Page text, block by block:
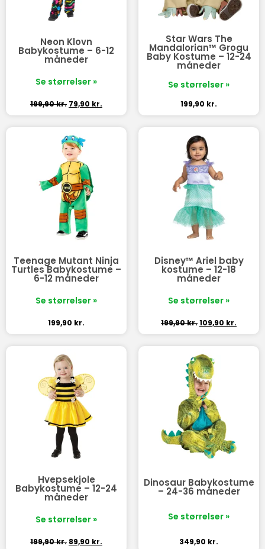
Neon Klovn
Babykostume – 6-12
måneder
Se størrelser »
199,90kr. 79,90 kr.
Star Wars The
Mandalorian™ Grogu
Baby Kostume – 12-24
måneder
Se størrelser »
199,90 kr.
Teenage Mutant Ninja
Turtles Babykostume –
6-12 måneder
Se størrelser »
199,90 kr.
Disney™ Ariel baby
kostume – 12-18
måneder
Se størrelser »
199,90kr.109,90 kr.
Hvepsekjole
Babykostume – 12-24
måneder
Se størrelser »
199,90kr. 89,90 kr.
Dinosaur Babykostume
– 24-36 måneder
Se størrelser »
349,90 kr.